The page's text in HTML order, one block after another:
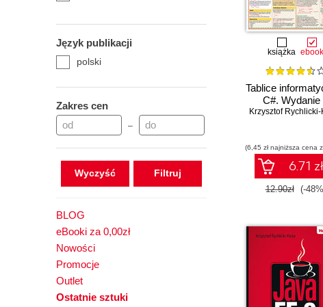
Język publikacji
polski
Zakres cen
–
Wyczyść
BLOG
eBooki za 0,00zł
Nowości
Promocje
Outlet
Ostatnie sztuki
książka ebook
Tablice
C#. Wydanie
Krzysztof
(6,45 zł najniższa cena
6.71 zł
12.90zł (-